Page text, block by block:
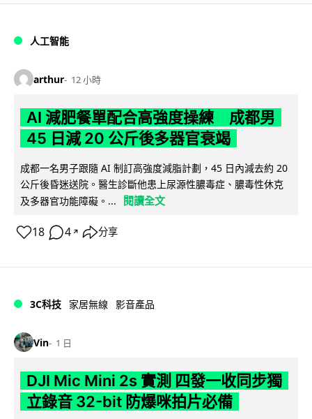
人工智能
arthur 12 小時
AI 減肥餐單配合高強度操練 成都男
45 日減 20 公斤後多器官衰竭
成都一名男子跟隨 AI 制訂高強度減脂計劃，45 日內減去約 20
公斤後昏迷送院。醫生診斷他患上尿源性膿毒症、膿毒性休克
及多器官功能障礙。...
閱讀全文
18 4 ↗ 分享
3C科技 家居無線 影音產品
Vin 1 日
DJI Mic Mini 2s 實測 四發一收同步獨
立錄音 32-bit 防爆咪拍片必備